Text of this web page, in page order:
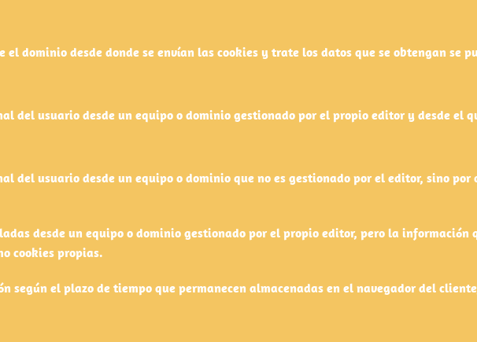
el dominio desde donde se envían las cookies y trate los datos que se obtengan se
del usuario desde un equipo o dominio gestionado por el propio editor y desde el
del usuario desde un equipo o dominio que no es gestionado por el editor, sino
desde un equipo o dominio gestionado por el propio editor, pero la información
cookies propias.
según el plazo de tiempo que permanecen almacenadas en el navegador del